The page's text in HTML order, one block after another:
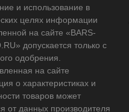
и использование в
целях информации
на сайте «BARS-
допускается только с
одобрения.
на сайте
о характеристиках и
товаров может
от данных производителя